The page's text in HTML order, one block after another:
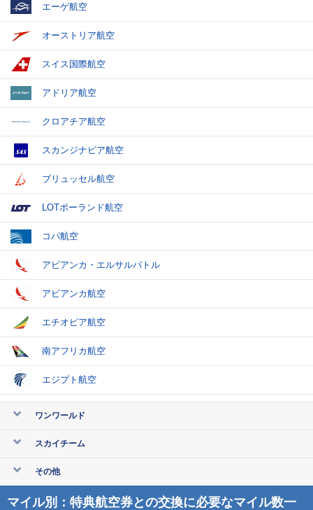
エーゲ航空
オーストリア航空
スイス国際航空
アドリア航空
クロアチア航空
スカンジナビア航空
ブリュッセル航空
LOTポーランド航空
コパ航空
アビアンカ・エルサルバトル
アビアンカ航空
エチオピア航空
南アフリカ航空
エジプト航空
ワンワールド
スカイチーム
その他
マイル別：特典航空券との交換に必要なマイル数一